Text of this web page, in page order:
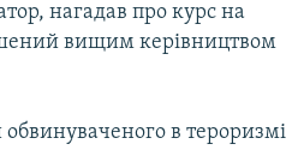
нагадав про курс на
вищим керівництвом
в тероризмі